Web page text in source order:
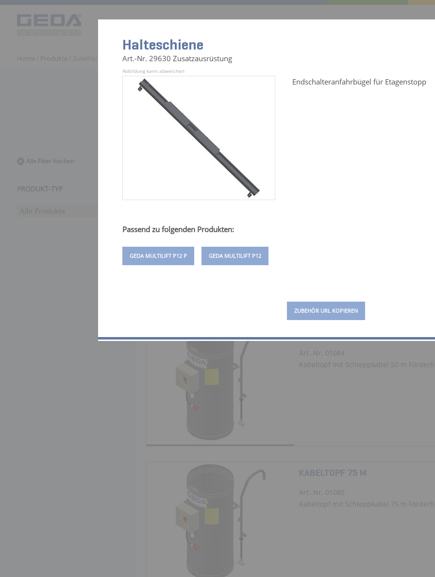
Home Produkte / Zubehör
Halteschiene
Art.-Nr. 29630 Zusatzausrüstung
Abbildung kann abweichen
Endschalteranfahrbügel für Etagenstopp
Passend zu folgenden Produkten:
GEDA MULTILIFT P12 P GEDA MULTILIFT P12
ZUBEHÖR URL KOPIEREN
Alle Filter löschen
PRODUKT-TYP
441 Zubehörteile für:
Art.-Nr. 01084
Kabeltopf mit Schleppkabel 50 m
KABELTOPF 75 M
Art.-Nr. 01085
Kabeltopf mit Schleppkabel 75 m